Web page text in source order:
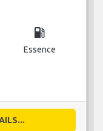
local_gas_station
Essence